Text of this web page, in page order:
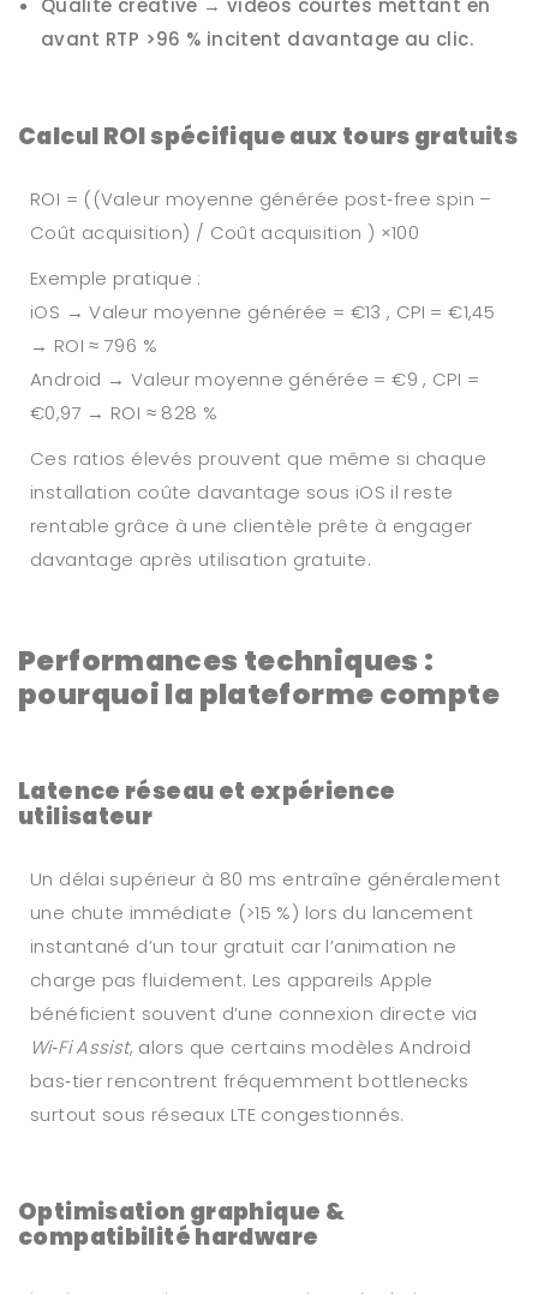
Qualité créative → vidéos courtes mettant en
avant RTP >96 % incitent davantage au clic.
Calcul ROI spécifique aux tours gratuits
ROI = ((Valeur moyenne générée post‑free spin –
Coût acquisition) / Coût acquisition ) ×100
Exemple pratique :
iOS → Valeur moyenne générée = €13 , CPI = €1,45
→ ROI ≈ 796 %
Android → Valeur moyenne générée = €9 , CPI =
€0,97 → ROI ≈ 828 %
Ces ratios élevés prouvent que même si chaque
installation coûte davantage sous iOS il reste
rentable grâce à une clientèle prête à engager
davantage après utilisation gratuite.
Performances techniques :
pourquoi la plateforme compte
Latence réseau et expérience
utilisateur
Un délai supérieur à 80 ms entraîne généralement
une chute immédiate (>15 %) lors du lancement
instantané d’un tour gratuit car l’animation ne
charge pas fluidement. Les appareils Apple
bénéficient souvent d’une connexion directe via
Wi‑Fi Assist, alors que certains modèles Android
bas‐tier rencontrent fréquemment bottlenecks
surtout sous réseaux LTE congestionnés.
Optimisation graphique &
compatibilité hardware